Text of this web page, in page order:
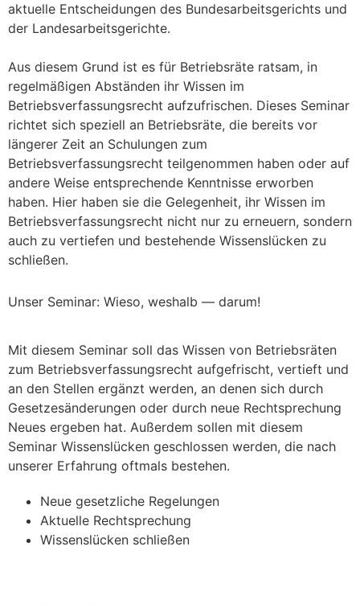
aktuelle Entscheidungen des Bundesarbeitsgerichts und
der Landesarbeitsgerichte.
Aus diesem Grund ist es für Betriebsräte ratsam, in
regelmäßigen Abständen ihr Wissen im
Betriebsverfassungsrecht aufzufrischen. Dieses Seminar
richtet sich speziell an Betriebsräte, die bereits vor
längerer Zeit an Schulungen zum
Betriebsverfassungsrecht teilgenommen haben oder auf
andere Weise entsprechende Kenntnisse erworben
haben. Hier haben sie die Gelegenheit, ihr Wissen im
Betriebsverfassungsrecht nicht nur zu erneuern, sondern
auch zu vertiefen und bestehende Wissenslücken zu
schließen.
Unser Seminar: Wieso, weshalb — darum!
Mit diesem Seminar soll das Wissen von Betriebsräten
zum Betriebsverfassungsrecht aufgefrischt, vertieft und
an den Stellen ergänzt werden, an denen sich durch
Gesetzesänderungen oder durch neue Rechtsprechung
Neues ergeben hat. Außerdem sollen mit diesem
Seminar Wissenslücken geschlossen werden, die nach
unserer Erfahrung oftmals bestehen.
Neue gesetzliche Regelungen
Aktuelle Rechtsprechung
Wissenslücken schließen